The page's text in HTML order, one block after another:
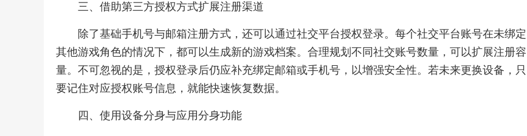
三、借助第三方授权方式扩展注册渠道
除了基础手机号与邮箱注册方式，还可以通过社交平台授权登录。每个社交平台账号在未绑定
其他游戏角色的情况下，都可以生成新的游戏档案。合理规划不同社交账号数量，可以扩展注册容
量。不可忽视的是，授权登录后仍应补充绑定邮箱或手机号，以增强安全性。若未来更换设备，只
要记住对应授权账号信息，就能快速恢复数据。
四、使用设备分身与应用分身功能